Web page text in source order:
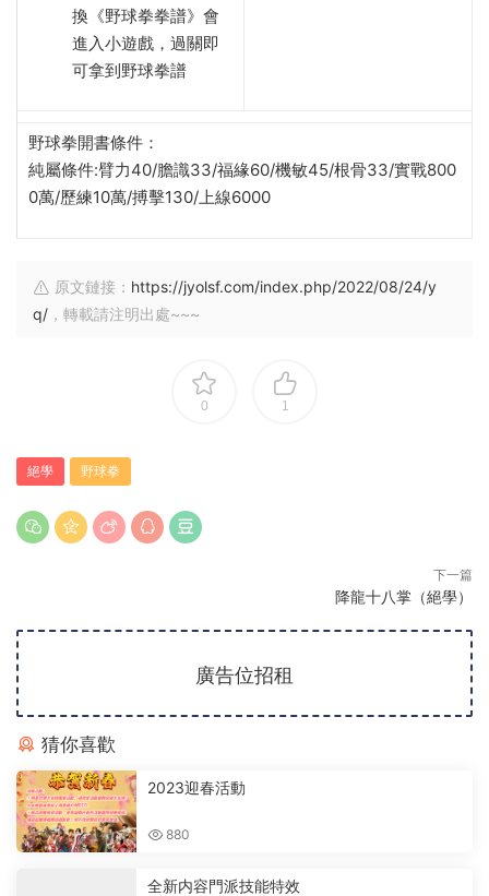
換《野球拳拳譜》會
進入小遊戲，過關即
可拿到野球拳譜
野球拳開書條件：
純屬條件:臂力40/膽識33/福緣60/機敏45/根骨33/實戰800
0萬/歷練10萬/搏擊130/上線6000
原文鏈接： https://jyolsf.com/index.php/2022/08/24/y
q/ ，轉載請注明出處~~~
0 1
絕學 野球拳
下一篇
降龍十八掌（絕學）
廣告位招租
猜你喜歡
2023迎春活動
880
全新内容門派技能特效